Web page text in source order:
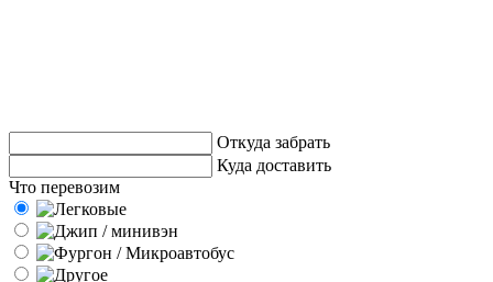
Откуда забрать
Куда доставить
Что перевозим